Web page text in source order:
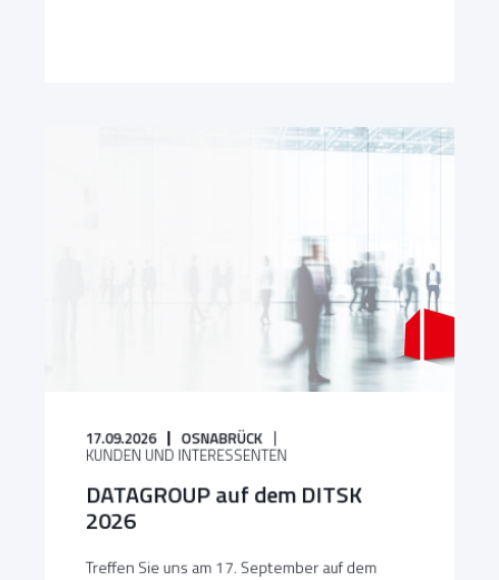
17.09.2026 OSNABRÜCK
KUNDEN UND INTERESSENTEN
DATAGROUP auf dem DITSK
2026
Treffen Sie uns am 17. September auf dem